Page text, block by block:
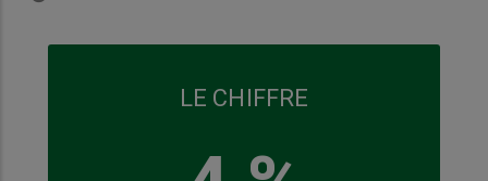
LE CHIFFRE